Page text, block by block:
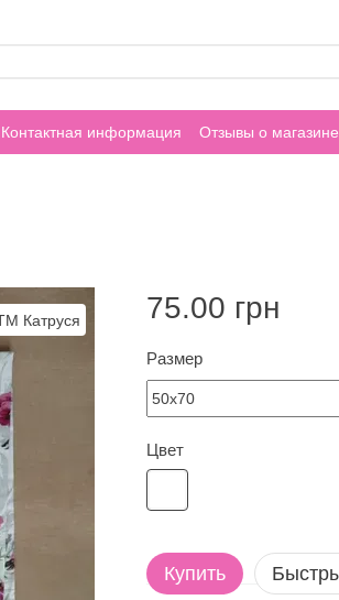
Контактная информация Отзывы о магазине
75.00 грн
Размер
Цвет
Купить